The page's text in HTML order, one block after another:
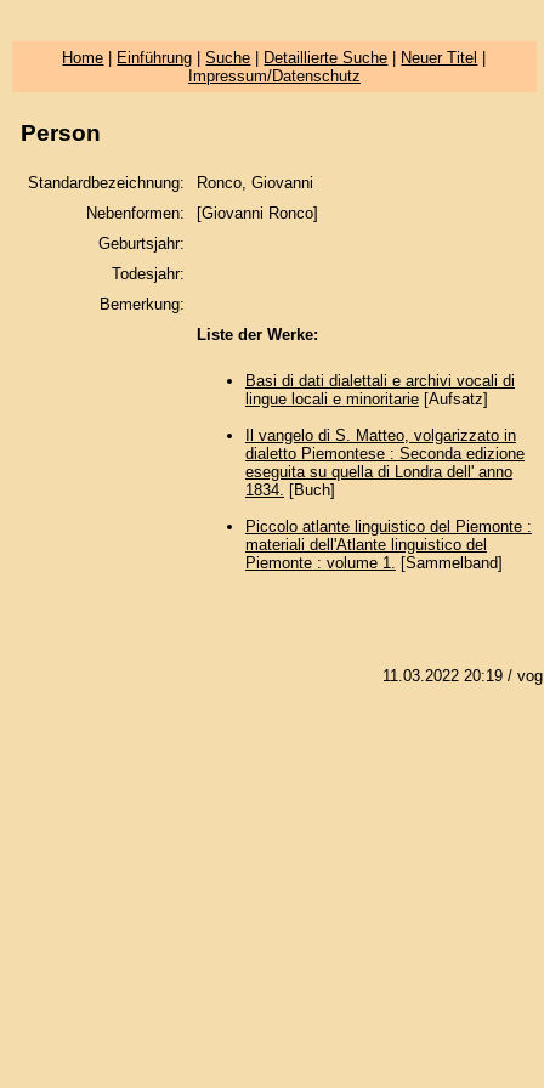
Home Einführung |Suche Detaillierte Suche Neuer Titel
Impressum/Datenschutz
Person
Standardbezeichnung:
Ronco, Giovanni
Nebenformen:
[Giovanni Ronco]
Geburtsjahr:
Todesjahr:
Bemerkung:
Liste der Werke:
Basi di dati dialettali e archivi vocali di
lingue locali e minoritarie[Aufsatz]
Il vangelo di S. Matteo, volgarizzato in
dialetto Piemontese : Seconda edizione
eseguita su quella di Londra dell' anno
1834. [Buch]
Piccolo atlante linguistico del Piemonte :
materiali dell'Atlante linguistico del
Piemonte : volume 1. [Sammelband]
11.03.2022 20:19/ vog